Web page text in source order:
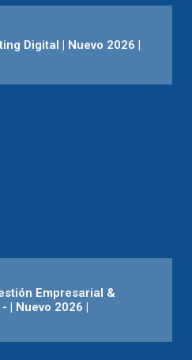
Digital | Nuevo 2026 |
Empresarial &
| Nuevo 2026 |